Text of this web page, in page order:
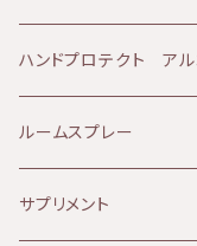
sisiFILLE （シシフィー
Aroma France（アロマ
HEMP FOREST（ヘン
日焼け肌
美白、シミ
しわ、ハリ、たるみ
ベビーアイテム
エッセンシャルオイル
ファンデーション
美容液
乳液
アイクリーム
90分コース
60分コース
90分コース
ボディ＆フェイシャルコ
ハンドプロテクト ア
テルメ・アクア 1リットル
テルメ・アクア 80ミリ
ルームスプレー
マスクスプレー
サプリメント